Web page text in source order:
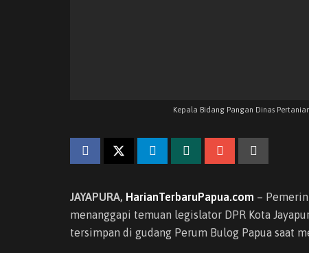
Kepala Bidang Pangan Dinas
JAYAPURA, HarianTerbaruPapua.com –
menanggapi temuan legislator DPR Kota
tersimpan di gudang Perum Bulog Papua saat